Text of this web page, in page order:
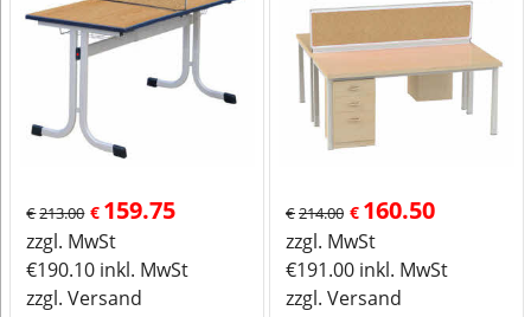
€213.00 € 159.75
zzgl. MwSt
€190.10 inkl. MwSt
zzgl. Versand
€214.00 € 160.50
zzgl. MwSt
€191.00 inkl. MwSt
zzgl. Versand